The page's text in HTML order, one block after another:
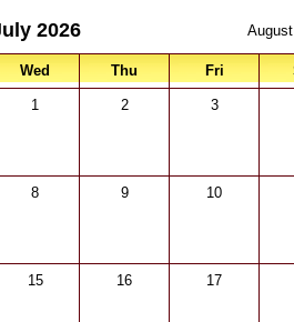
2026
Wed Thu Fri
1 2 3
8 9 10
15 16 17